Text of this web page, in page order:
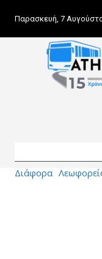
Παρασκευή, 7
Διάφορα